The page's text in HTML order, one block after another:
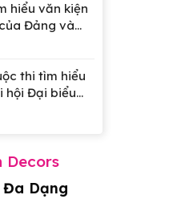
hiểu văn kiện
Đảng và
tỉnh An
thi tìm hiểu
hội Đại biểu
Đảng
Decors
Đa Dạng